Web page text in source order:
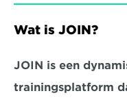
Wat is JOIN?
JOIN is een
trainingsplatform